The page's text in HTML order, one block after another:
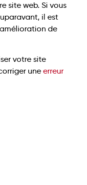
site web. Si vous
il est
de
votre site
une erreur